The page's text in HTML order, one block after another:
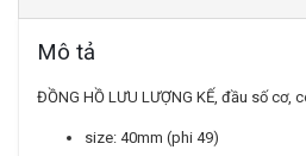
Mô tả
ĐỒNG HỒ LƯU LƯỢNG KẾ, đầu số cơ,
size: 40mm (phi 49)